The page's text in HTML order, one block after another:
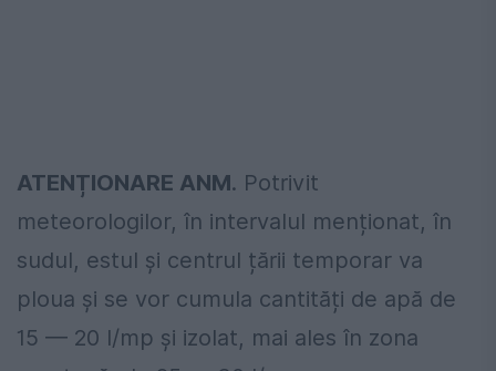
ATENȚIONARE ANM. Potrivit
meteorologilor, în intervalul menționat, în
sudul, estul și centrul țării temporar va
ploua și se vor cumula cantități de apă de
15 — 20 l/mp și izolat, mai ales în zona